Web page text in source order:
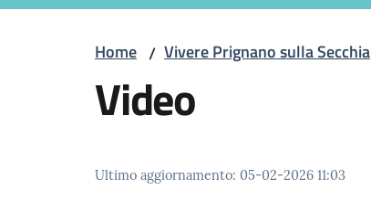
Home / Vivere Prignano sulla Secchia
Video
Ultimo aggiornamento: 05-02-2026 11:03